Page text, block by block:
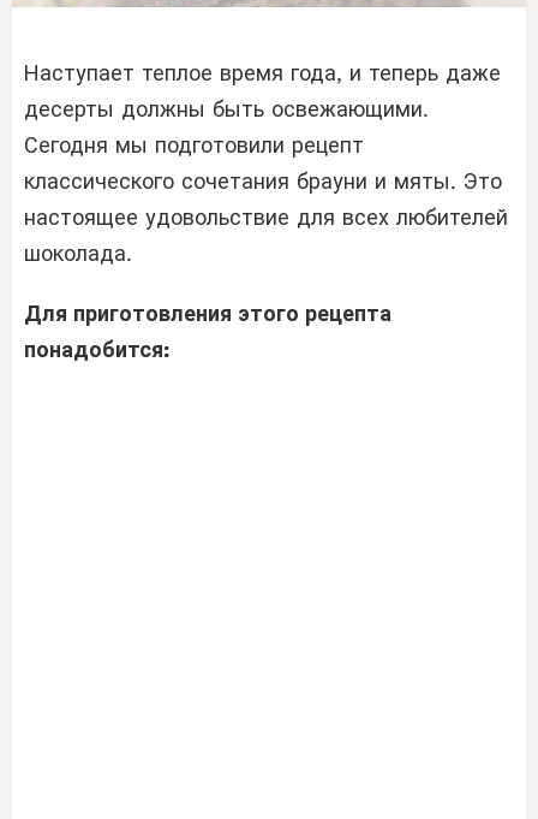
Наступает теплое время года, и теперь даже
десерты должны быть освежающими.
Сегодня мы подготовили рецепт
классического сочетания брауни и мяты. Это
настоящее удовольствие для всех любителей
шоколада.
Для приготовления этого рецепта
понадобится: